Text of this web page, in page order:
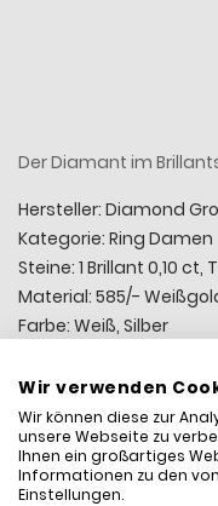
Der Diamant im
Hersteller: Diamond
Kategorie: Ring Damen
Steine: 1 Brillant 0,10
Material: 585/-
Farbe: Weiß, Silber
Gern bieten wir Ihnen
Wir verwenden
Wir können diese zur
unsere Webseite zu
Ihnen ein großartiges
Informationen zu den
Einstellungen.